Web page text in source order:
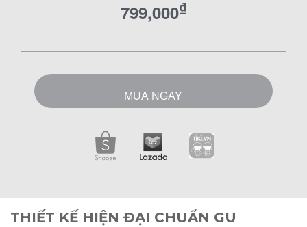
799,000₫
MUA NGAY
THIẾT KẾ HIỆN ĐẠI CHUẨN GU